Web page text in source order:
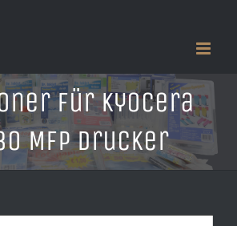
für Kyocera
MFP Drucker